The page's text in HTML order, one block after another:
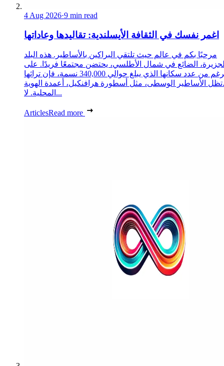
4 Aug 2026·9 min read
اغمر نفسك في الثقافة الأيسلندية: تقاليدها وعاداتها
مرحبًا بكم في عالم حيث تلتقي البراكين بالأساطير. هذه البلد
الضائع في شمال الأطلسي، يحتضن مجتمعًا فريدًا. على
الرغم من عدد سكانها الذي يبلغ حوالي 340,000 نسمة، فإن تراثها
الأساطير الوسطى، مثل أسطورة هرافنكيل، أعمدة الهوية
المحلية. لا...
ArticlesRead more